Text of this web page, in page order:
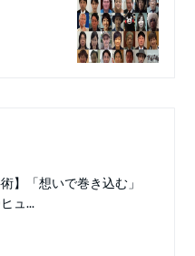
】「想いで巻き込む」
ュ...